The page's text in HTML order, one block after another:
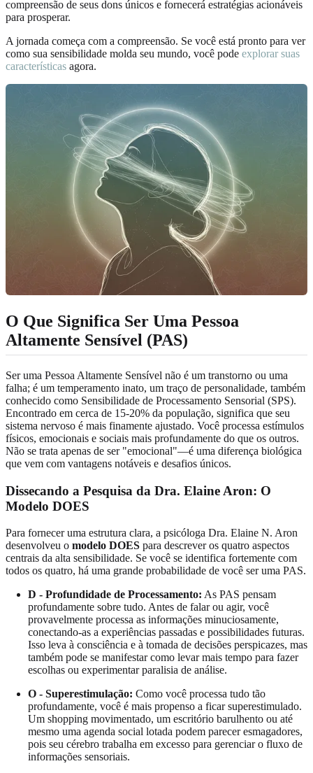
compreensão de seus dons únicos e fornecerá estratégias acionáveis
para prosperar.
A jornada começa com a compreensão. Se você está pronto para ver
como sua sensibilidade molda seu mundo, você pode explorar suas
características agora.
O Que Significa Ser Uma Pessoa
Altamente Sensível (PAS)
Ser uma Pessoa Altamente Sensível não é um transtorno ou uma
falha; é um temperamento inato, um traço de personalidade, também
conhecido como Sensibilidade de Processamento Sensorial (SPS).
Encontrado em cerca de 15-20% da população, significa que seu
sistema nervoso é mais finamente ajustado. Você processa estímulos
físicos, emocionais e sociais mais profundamente do que os outros.
Não se trata apenas de ser "emocional"—é uma diferença biológica
que vem com vantagens notáveis e desafios únicos.
Dissecando a Pesquisa da Dra. Elaine Aron: O
Modelo DOES
Para fornecer uma estrutura clara, a psicóloga Dra. Elaine N. Aron
desenvolveu o modelo DOES para descrever os quatro aspectos
centrais da alta sensibilidade. Se você se identifica fortemente com
todos os quatro, há uma grande probabilidade de você ser uma PAS.
D - Profundidade de Processamento: As PAS pensam
profundamente sobre tudo. Antes de falar ou agir, você
provavelmente processa as informações minuciosamente,
conectando-as a experiências passadas e possibilidades futuras.
Isso leva à consciência e à tomada de decisões perspicazes, mas
também pode se manifestar como levar mais tempo para fazer
escolhas ou experimentar paralisia de análise.
O - Superestimulação: Como você processa tudo tão
profundamente, você é mais propenso a ficar superestimulado.
Um shopping movimentado, um escritório barulhento ou até
mesmo uma agenda social lotada podem parecer esmagadores,
pois seu cérebro trabalha em excesso para gerenciar o fluxo de
informações sensoriais.